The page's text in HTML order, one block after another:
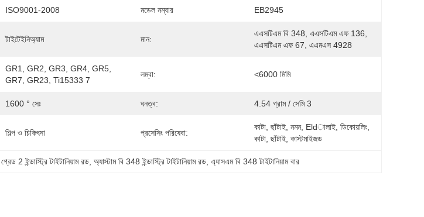
ISO9001-2008 মডেল নম্বার EB2945
টাইটেইনিঅ্যাম মান:
এএসটিএম বি 348, এএসটিএম এফ 136,
এএসটিএম এফ 67, এএমএস 4928
GR1, GR2, GR3, GR4, GR5,
GR7, GR23, Ti15333 7
লম্বা: <6000 মিমি
1600 ° সেঃ ঘনত্ব: 4.54 গ্রাম / সেমি 3
শিল্প ও চিকিৎসা প্রসেসিং পরিষেবা:
কাটা, ছাঁটাই, নমন, Eldালাই, ডিকোয়লিং,
কাটা, ছাঁটাই, কাস্টমাইজড
গ্রেড 2 ইন্ডাস্ট্রি টাইটানিয়াম রড , অ্যাস্টাম বি 348 ইন্ডাস্ট্রি টাইটানিয়াম রড , এ্যাসএম বি 348 টাইটানিয়াম বার